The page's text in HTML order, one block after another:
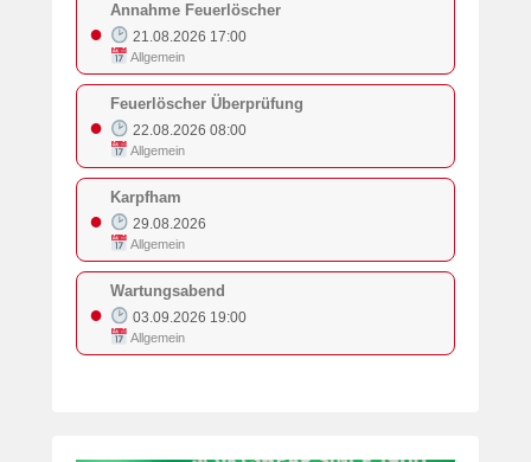
●
Annahme Feuerlöscher
21.08.2026 17:00
Allgemein
●
Feuerlöscher Überprüfung
22.08.2026 08:00
Allgemein
●
Karpfham
29.08.2026
Allgemein
●
Wartungsabend
03.09.2026 19:00
Allgemein